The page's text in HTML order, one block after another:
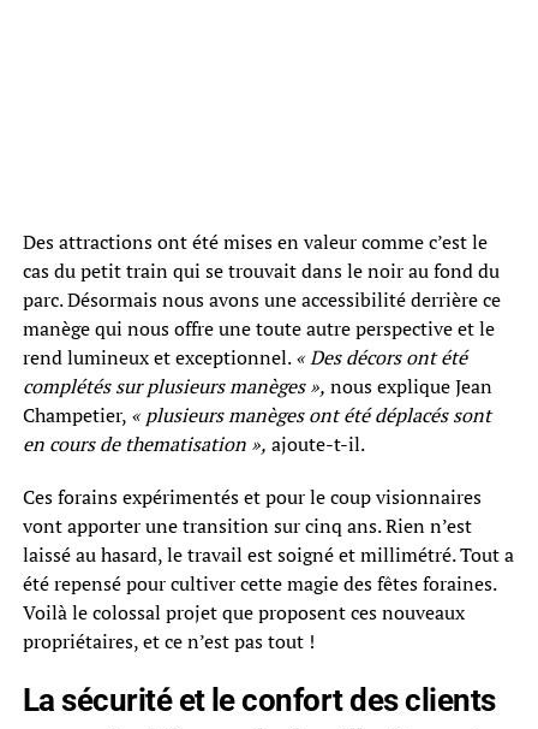
Des attractions ont été mises en valeur comme c’est le
cas du petit train qui se trouvait dans le noir au fond du
parc. Désormais nous avons une accessibilité derrière ce
manège qui nous offre une toute autre perspective et le
rend lumineux et exceptionnel.« Des décors ont été
complétés sur plusieurs manèges », nous explique Jean
Champetier, « plusieurs manèges ont été déplacés sont
en cours de thematisation », ajoute-t-il.
Ces forains expérimentés et pour le coup visionnaires
vont apporter une transition sur cinq ans. Rien n’est
laissé au hasard, le travail est soigné et millimétré. Tout a
été repensé pour cultiver cette magie des fêtes foraines.
Voilà le colossal projet que proposent ces nouveaux
propriétaires, et ce n’est pas tout !
La sécurité et le confort des clients